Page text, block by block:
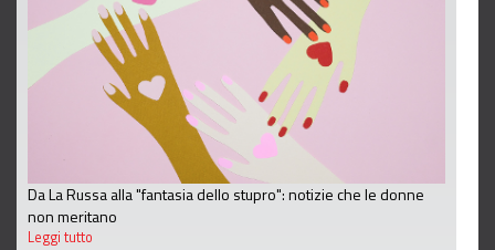
Da La Russa alla "fantasia dello stupro": notizie che le donne
non meritano
Leggi tutto